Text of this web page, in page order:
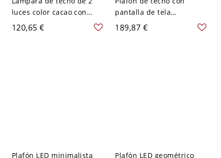
luces color cacao con
diseño de madera natural
- 110 A 120 V 50,8 cm
120,65 €
pantalla de tela
texturizada blanca en
color auburn - 110 A 120 V
189,87 €
Plafón LED minimalista
Plafón LED geométrico